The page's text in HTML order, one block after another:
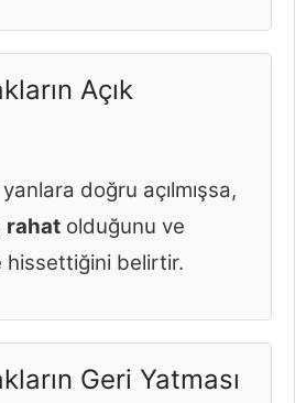
Açık
doğru açılmışsa,
rahat olduğunu ve
hissettiğini belirtir.
Geri Yatması